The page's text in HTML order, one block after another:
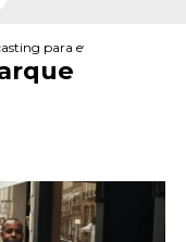
para eventos
para evento parque